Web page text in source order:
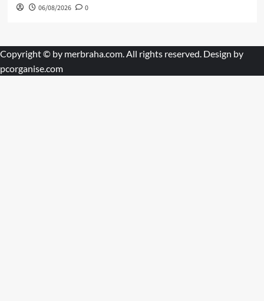
06/08/2026 0
Copyright © by merbraha.com. All rights reserved. Design by
pcorganise.com